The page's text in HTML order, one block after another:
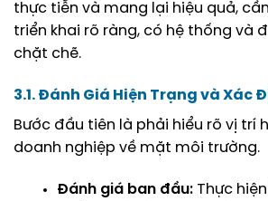
thực tiễn và mang lại hiệu quả,
triển khai rõ ràng, có hệ thống và
chặt chẽ.
3.1. Đánh Giá Hiện Trạng và Xác
Bước đầu tiên là phải hiểu rõ vị trí
doanh nghiệp về mặt môi trường.
Đánh giá ban đầu: Thực